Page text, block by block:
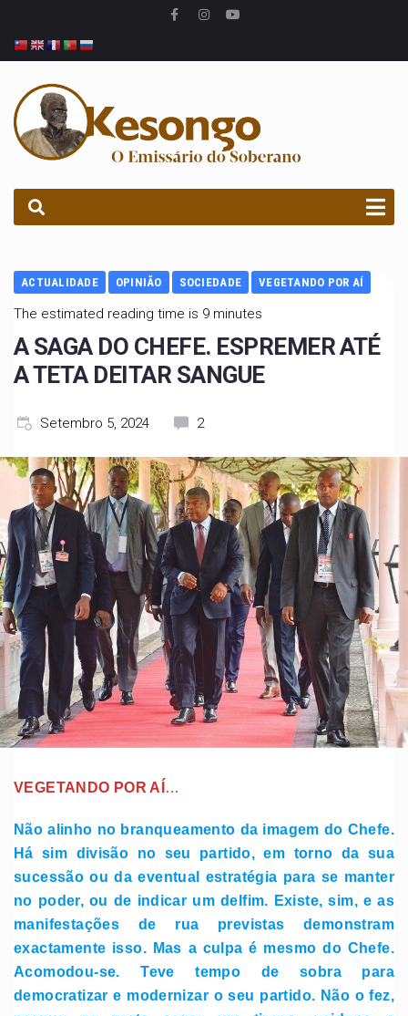
ACTUALIDADE OPINIÃO SOCIEDADE VEGETANDO POR AÍ
The estimated reading time is 9 minutes
A SAGA DO CHEFE. ESPREMER ATÉ
A TETA DEITAR SANGUE
Setembro 5, 2024 2
VEGETANDO POR AÍ …
Não alinho no branqueamento da imagem do Chefe.
Há sim divisão no seu partido, em torno da sua
sucessão ou da eventual estratégia para se manter
no poder, ou de indicar um delfim. Existe, sim, e as
manifestações de rua previstas demonstram
exactamente isso. Mas a culpa é mesmo do Chefe.
Acomodou-se. Teve tempo de sobra para
democratizar e modernizar o seu partido. Não o fez,
PROCURAR